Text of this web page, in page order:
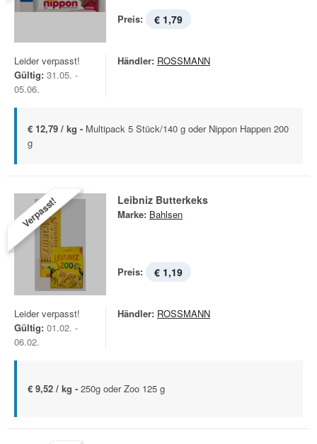
Preis: € 1,79
Leider verpasst!
Gültig: 31.05. -
05.06.
Händler: ROSSMANN
€ 12,79 / kg - Multipack 5 Stück/140 g oder Nippon Happen 200
g
Verpasst! Leibniz Butterkeks
Marke: Bahlsen
Preis: € 1,19
Leider verpasst!
Gültig: 01.02. -
06.02.
Händler: ROSSMANN
€ 9,52 / kg - 250g oder Zoo 125 g